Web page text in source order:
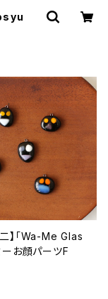
】「Wa-Me Glas
ーお顔パーツF